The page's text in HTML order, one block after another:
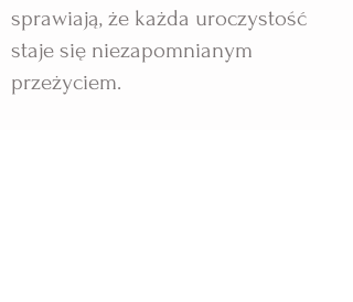
sprawiają, że każda uroczystość
staje się niezapomnianym
przeżyciem.